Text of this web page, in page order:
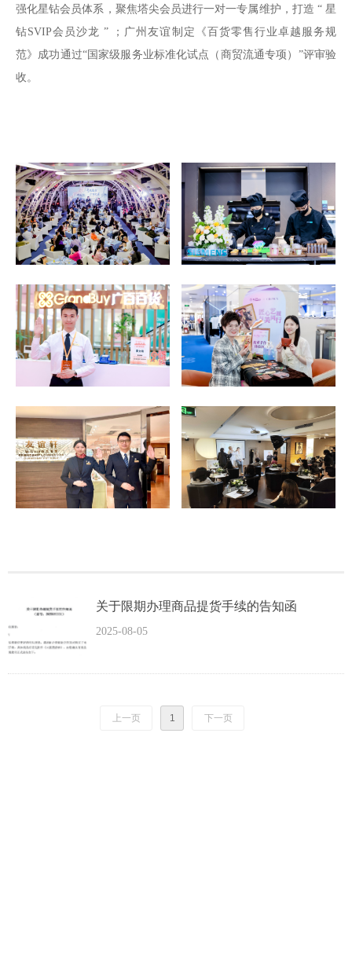
强化星钻会员体系，聚焦塔尖会员进行一对一专属维护，打造 “ 星
钻SVIP会员沙龙 ” ；广州友谊制定《百货零售行业卓越服务规
范》成功通过“国家级服务业标准化试点（商贸流通专项）”评审验
收。
关于限期办理商品提货手续的告知函
2025-08-05
上一页 1 下一页